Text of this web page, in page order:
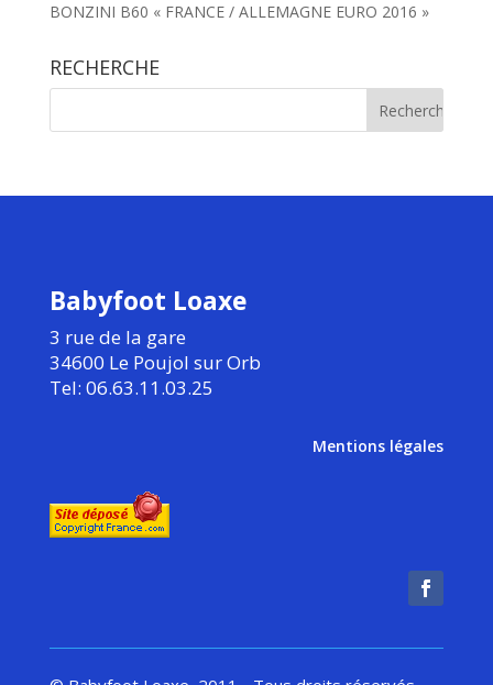
BONZINI B60 « FRANCE / ALLEMAGNE EURO 2016 »
RECHERCHE
Babyfoot Loaxe
3 rue de la gare
34600 Le Poujol sur Orb
Tel: 06.63.11.03.25
Mentions légales